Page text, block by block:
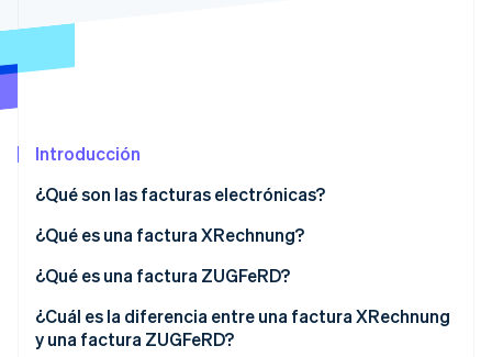
Introducción
¿Qué son las facturas electrónicas?
¿Qué es una factura XRechnung?
¿Qué es una factura ZUGFeRD?
¿Cuál es la diferencia entre una factura XRechnung
y una factura ZUGFeRD?